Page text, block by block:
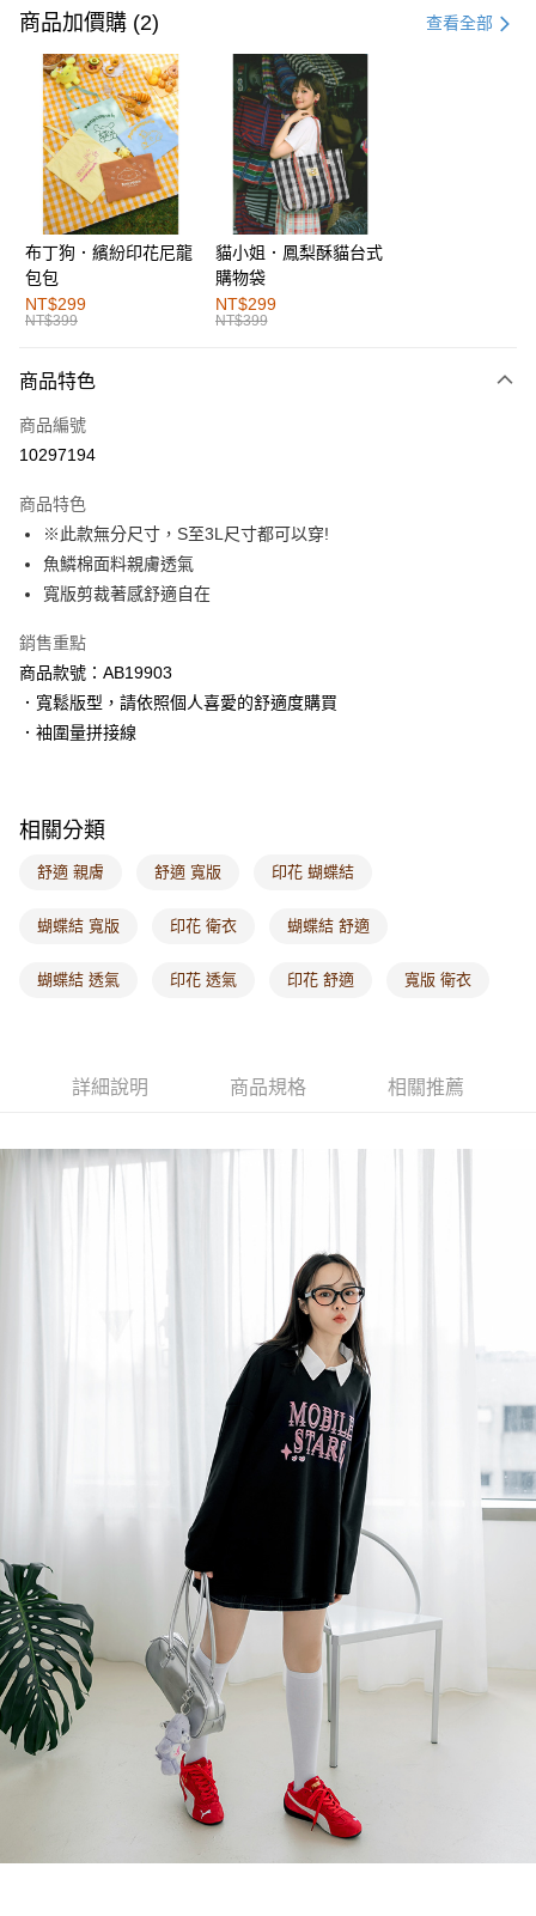
信用卡一次付款
購物金
超商取貨付款
LINE Pay
街口支付
運送方式
全家取貨付款
每筆NT$60，滿NT$1,000(含以上)免運費
付款後全家取貨
萊爾富取貨付款
付款後萊爾富取貨
每筆NT$60，滿NT$1,000(含以上)免運費
7-11取貨付款
每筆NT$60，滿NT$1,000(含以上)免運費
付款後7-11取貨
每筆NT$60，滿NT$1,000(含以上)免運費
付款後門市自取
每筆NT$60，滿NT$1,000(含以上)免運費
商品加價購 (2) 查看全部
布丁狗．繽紛印花尼龍
包包
NT$299
NT$399
貓小姐．鳳梨酥貓台式
購物袋
NT$299
NT$399
商品特色
商品編號
10297194
商品特色
※此款無分尺寸，S至3L尺寸都可以穿!
魚鱗棉面料親膚透氣
寬版剪裁著感舒適自在
銷售重點
商品款號：AB19903
．寬鬆版型，請依照個人喜愛的舒適度購買
．袖圍量拼接線
相關分類
舒適 親膚 舒適 寬版 印花 蝴蝶結
蝴蝶結 寬版 印花 衛衣 蝴蝶結 舒適
蝴蝶結 透氣 印花 透氣 印花 舒適 寬版 衛衣
詳細說明 商品規格 相關推薦